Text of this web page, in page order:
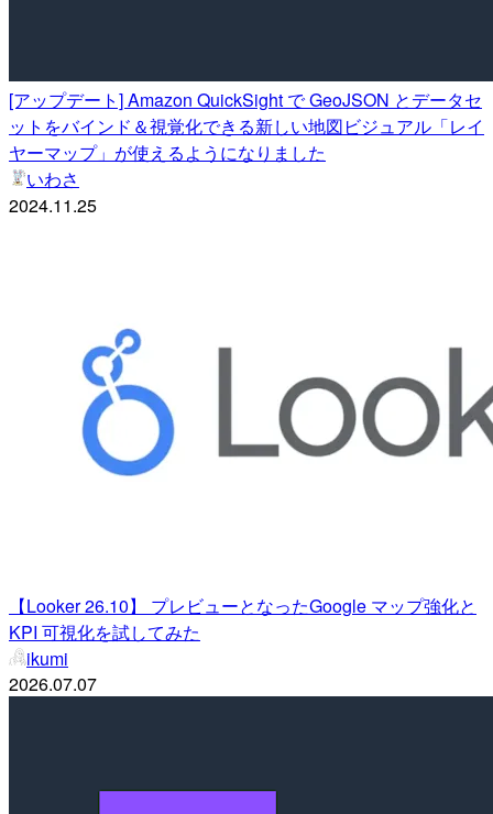
[アップデート] Amazon QuickSight で GeoJSON とデータセ
ットをバインド＆視覚化できる新しい地図ビジュアル「レイ
ヤーマップ」が使えるようになりました
いわさ
2024.11.25
【Looker 26.10】 プレビューとなったGoogle マップ強化と
KPI 可視化を試してみた
ikumi
2026.07.07